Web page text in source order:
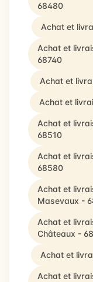
68480
Achat et
Achat et
68740
Achat et
Achat et
Achat et
68510
Achat et
68580
Achat et
Masevaux -
Achat et
Châteaux -
Achat et
Achat et